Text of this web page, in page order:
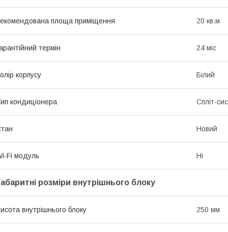
площа приміщення 20 кв.м
термін 24 міс
корпусу Білий
кондиціонера Спліт-
Новий
Fi модуль Ні
розміри внутрішнього блоку
внутрішнього блоку 250 мм